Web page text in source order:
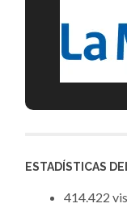
ESTADÍSTICAS
414.422